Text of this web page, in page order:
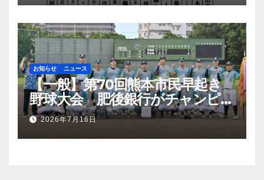
お知らせ ニュース
【一般】第70回熊本市民早起き
野球大会 肥後銀行がチャンピオ
ンシップ初優勝
2026年7月16日